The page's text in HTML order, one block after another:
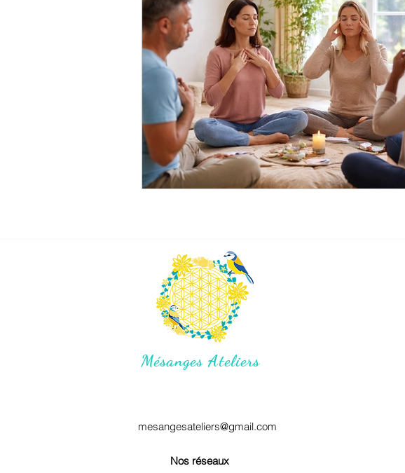
Mésanges Ateliers
mesangesateliers@gmail.com
Nos réseaux